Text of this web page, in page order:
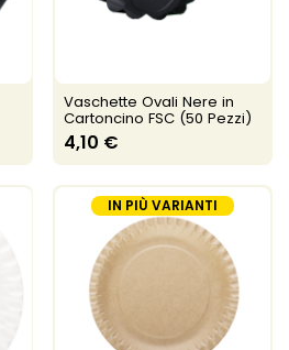
Vaschette Ovali Nere in
Cartoncino FSC (50 Pezzi)
4,10 €
IN PIÙ VARIANTI